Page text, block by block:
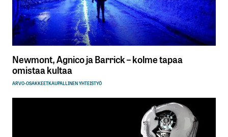
Newmont, Agnico ja Barrick – kolme tapaa
omistaa kultaa
ARVO-OSAKKEETKAUPALLINEN YHTEISTYÖ